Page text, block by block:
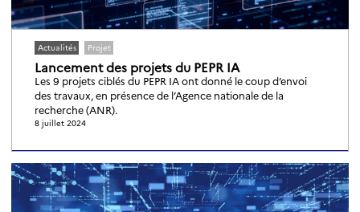
Actualités Projet
Lancement des projets du PEPR IA
Les 9 projets ciblés du PEPR IA ont donné le coup d’envoi
des travaux, en présence de l’Agence nationale de la
recherche (ANR).
8 juillet 2024